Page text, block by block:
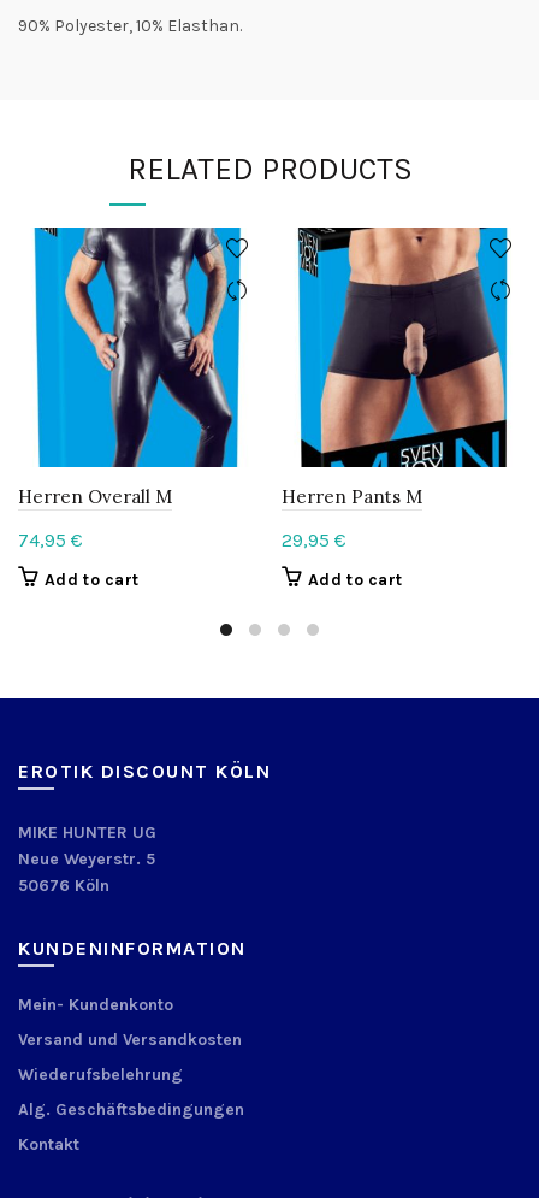
90% Polyester, 10% Elasthan.
RELATED PRODUCTS
Herren Overall M
74,95 €
Add to cart
Herren Pants M
29,95 €
Add to cart
EROTIK DISCOUNT KÖLN
MIKE HUNTER UG
Neue Weyerstr. 5
50676 Köln
KUNDENINFORMATION
Mein- Kundenkonto
Versand und Versandkosten
Wiederufsbelehrung
Alg. Geschäftsbedingungen
Kontakt